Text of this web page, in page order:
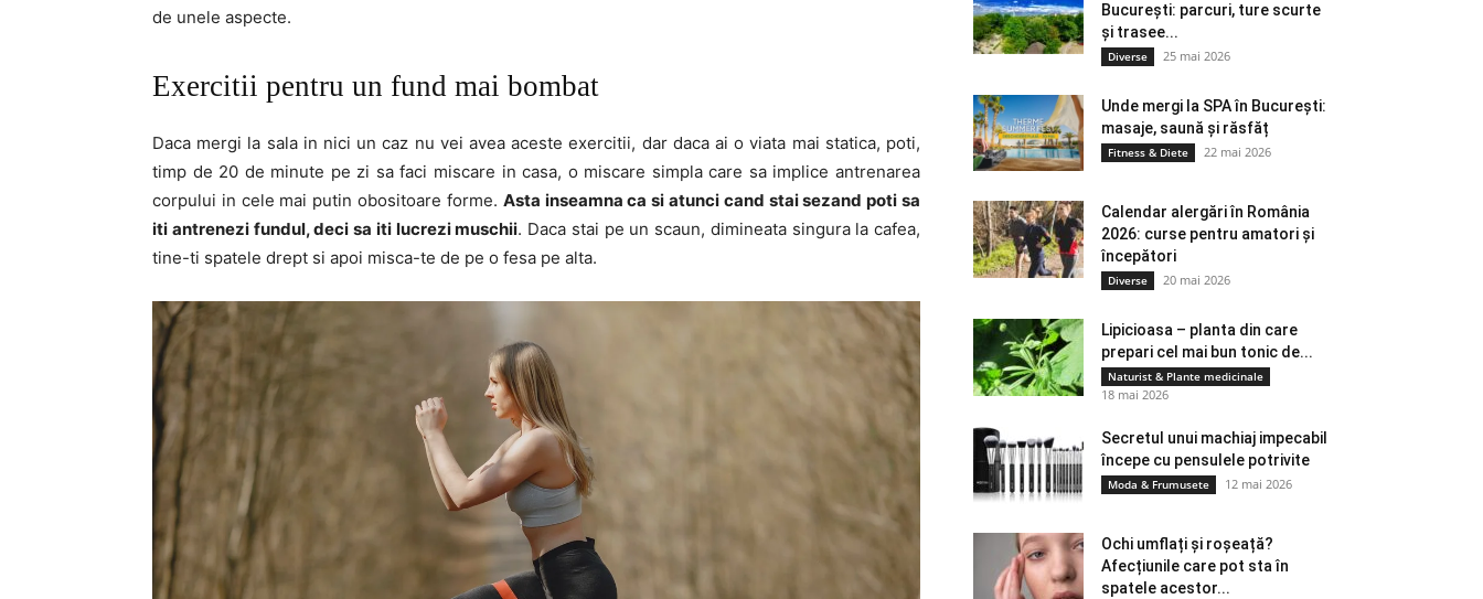
de unele aspecte.
Exercitii pentru un fund mai bombat
Daca mergi la sala in nici un caz nu vei avea aceste exercitii, dar daca ai o viata mai statica, poti,
timp de 20 de minute pe zi sa faci miscare in casa, o miscare simpla care sa implice antrenarea
corpului in cele mai putin obositoare forme. Asta inseamna ca si atunci cand stai sezand poti sa
iti antrenezi fundul, deci sa iti lucrezi muschii. Daca stai pe un scaun, dimineata singura la cafea,
tine-ti spatele drept si apoi misca-te de pe o fesa pe alta.
București: parcuri, ture scurte
și trasee...
Diverse 25 mai 2026
Unde mergi la SPA în București:
masaje, saună și răsfăț
Fitness & Diete 22 mai 2026
Calendar alergări în România
2026: curse pentru amatori și
începători
Diverse 20 mai 2026
Lipicioasa – planta din care
prepari cel mai bun tonic de...
Naturist & Plante medicinale
18 mai 2026
Secretul unui machiaj impecabil
începe cu pensulele potrivite
Moda & Frumusete 12 mai 2026
Ochi umflați și roșeață?
Afecțiunile care pot sta în
spatele acestor...